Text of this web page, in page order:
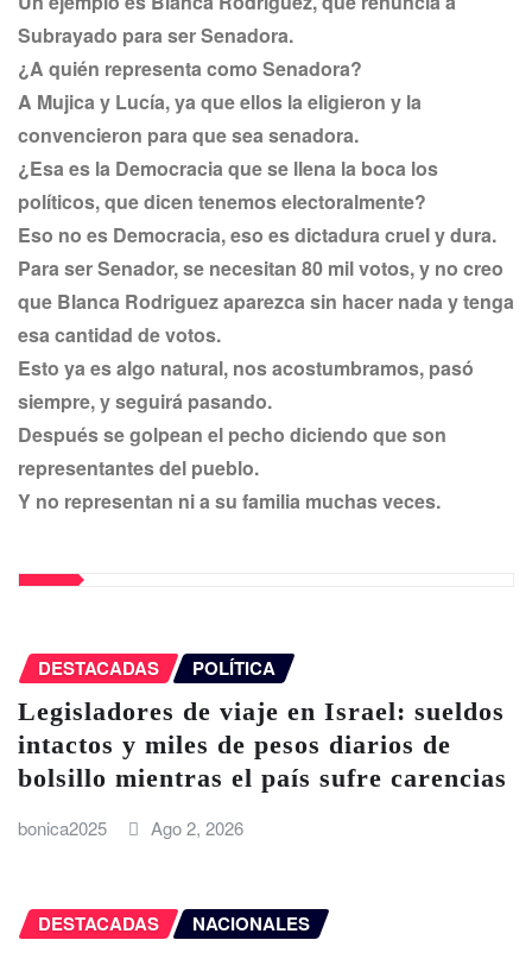
Subrayado para ser Senadora.
¿A quién representa como Senadora?
A Mujica y Lucía, ya que ellos la eligieron y la
convencieron para que sea senadora.
¿Esa es la Democracia que se llena la boca los
políticos, que dicen tenemos electoralmente?
Eso no es Democracia, eso es dictadura cruel y dura.
Para ser Senador, se necesitan 80 mil votos, y no creo
que Blanca Rodriguez aparezca sin hacer nada y tenga
esa cantidad de votos.
Esto ya es algo natural, nos acostumbramos, pasó
siempre, y seguirá pasando.
Después se golpean el pecho diciendo que son
representantes del pueblo.
Y no representan ni a su familia muchas veces.
DESTACADAS POLÍTICA
Legisladores de viaje en Israel: sueldos
intactos y miles de pesos diarios de
bolsillo mientras el país sufre carencias
bonica2025 Ago 2, 2026
DESTACADAS NACIONALES